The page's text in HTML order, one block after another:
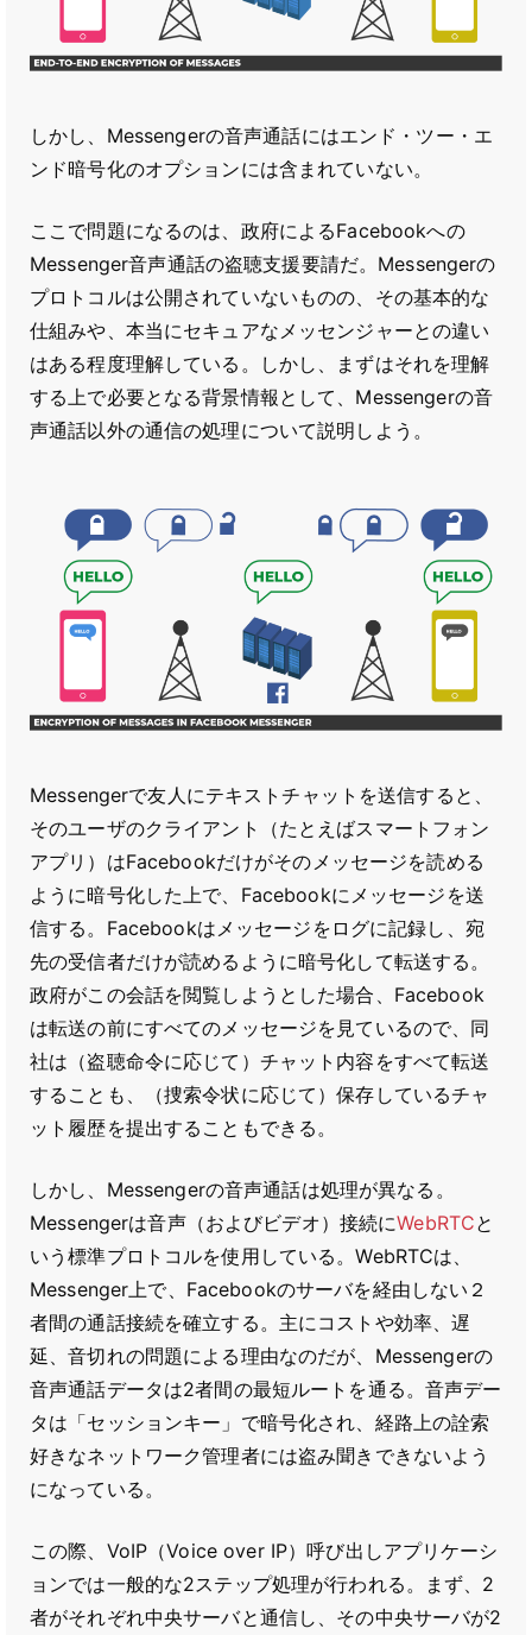
しかし、Messengerの音声通話にはエンド・ツー・エ
ンド暗号化のオプションには含まれていない。
ここで問題になるのは、政府によるFacebookへの
Messenger音声通話の盗聴支援要請だ。Messengerの
プロトコルは公開されていないものの、その基本的な
仕組みや、本当にセキュアなメッセンジャーとの違い
はある程度理解している。しかし、まずはそれを理解
する上で必要となる背景情報として、Messengerの音
声通話以外の通信の処理について説明しよう。
Messengerで友人にテキストチャットを送信すると、
そのユーザのクライアント（たとえばスマートフォン
アプリ）はFacebookだけがそのメッセージを読める
ように暗号化した上で、Facebookにメッセージを送
信する。Facebookはメッセージをログに記録し、宛
先の受信者だけが読めるように暗号化して転送する。
政府がこの会話を閲覧しようとした場合、Facebook
は転送の前にすべてのメッセージを見ているので、同
社は（盗聴命令に応じて）チャット内容をすべて転送
することも、（捜索令状に応じて）保存しているチャ
ット履歴を提出することもできる。
しかし、Messengerの音声通話は処理が異なる。
Messengerは音声（およびビデオ）接続にWebRTCと
いう標準プロトコルを使用している。WebRTCは、
Messenger上で、Facebookのサーバを経由しない２
者間の通話接続を確立する。主にコストや効率、遅
延、音切れの問題による理由なのだが、Messengerの
音声通話データは2者間の最短ルートを通る。音声デー
タは「セッションキー」で暗号化され、経路上の詮索
好きなネットワーク管理者には盗み聞きできないよう
になっている。
この際、VoIP（Voice over IP）呼び出しアプリケーシ
ョンでは一般的な2ステップ処理が行われる。まず、2
者がそれぞれ中央サーバと通信し、その中央サーバが2